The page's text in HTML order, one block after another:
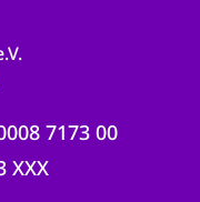
7173 00
XXX